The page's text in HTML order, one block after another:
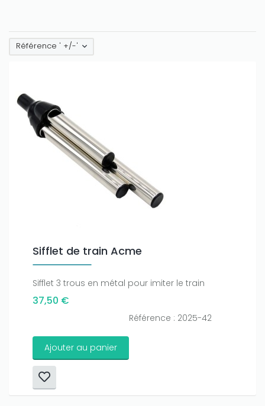
Référence ' +/-'
Sifflet de train Acme
Sifflet 3 trous en métal pour imiter le train
37,50 €
Référence : 2025-42
Ajouter au panier